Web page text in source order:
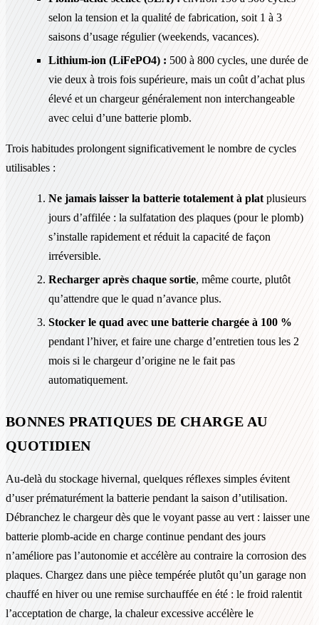
selon la tension et la qualité de fabrication, soit 1 à 3
saisons d’usage régulier (weekends, vacances).
Lithium-ion (LiFePO4) : 500 à 800 cycles, une durée de
vie deux à trois fois supérieure, mais un coût d’achat plus
élevé et un chargeur généralement non interchangeable
avec celui d’une batterie plomb.
Trois habitudes prolongent significativement le nombre de cycles
utilisables :
Ne jamais laisser la batterie totalement à plat plusieurs
jours d’affilée : la sulfatation des plaques (pour le plomb)
s’installe rapidement et réduit la capacité de façon
irréversible.
Recharger après chaque sortie, même courte, plutôt
qu’attendre que le quad n’avance plus.
Stocker le quad avec une batterie chargée à 100 %
pendant l’hiver, et faire une charge d’entretien tous les 2
mois si le chargeur d’origine ne le fait pas
automatiquement.
BONNES PRATIQUES DE CHARGE AU
QUOTIDIEN
Au-delà du stockage hivernal, quelques réflexes simples évitent
d’user prématurément la batterie pendant la saison d’utilisation.
Débranchez le chargeur dès que le voyant passe au vert : laisser une
batterie plomb-acide en charge continue pendant des jours
n’améliore pas l’autonomie et accélère au contraire la corrosion des
plaques. Chargez dans une pièce tempérée plutôt qu’un garage non
chauffé en hiver ou une remise surchauffée en été : le froid ralentit
l’acceptation de charge, la chaleur excessive accélère le